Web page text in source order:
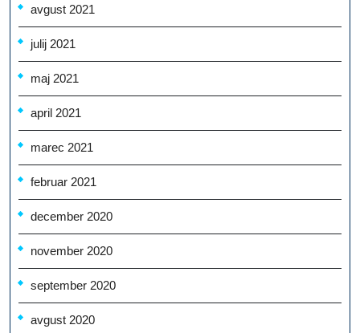
avgust 2021
julij 2021
maj 2021
april 2021
marec 2021
februar 2021
december 2020
november 2020
september 2020
avgust 2020